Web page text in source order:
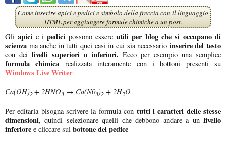
Come inserire apici e pedici e simbolo della freccia con il linguaggio
HTML per aggiungere formule chimiche a un post.
Gliapici e ipedici possono essereutili per blog che si occupano di
scienza ma anche in tutti quei casi in cui sia necessario inserire del testo
con dei livelli superiori o inferiori. Ecco per esempio una semplice
formula chimica realizzata interamente con i bottoni presenti su
Windows Live Writer
Ca(OH)2+ 2HNO3 → Ca(N03)2 + 2H2O
Per editarla bisogna scrivere la formula con tutti i caratteri delle stesse
dimensioni, quindi selezionare quelli che debbono andare a un livello
inferiore e cliccare sul bottone del pedice